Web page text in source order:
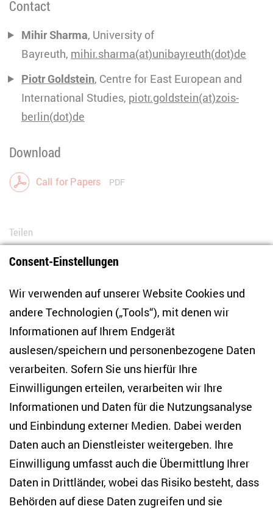
Contact
Mihir Sharma, University of
Bayreuth, mihir.sharma(at)unibayreuth(dot)de
Piotr Goldstein, Centre for East European and
International Studies, piotr.goldstein(at)zois-
berlin(dot)de
Download
Call for Papers PDF
Teilen
BlueskyLinkedInFacebook
Zentrum für Osteuropa- und internationale
Studien
Anton-Wilhelm-Amo-Str. 60
10117 Berlin
Tel. +49 (30) 2005949-17
info(at)zois-berlin(dot)de
NEWSLETTER
Consent-Einstellungen
Wir verwenden auf unserer Website Cookies und
andere Technologien („Tools“), mit denen wir
Informationen auf Ihrem Endgerät
auslesen/speichern und personenbezogene Daten
verarbeiten. Sofern Sie uns hierfür Ihre
Einwilligungen erteilen, verarbeiten wir Ihre
Informationen und Daten für die Nutzungsanalyse
und Einbindung externer Medien. Dabei werden
Daten auch an Dienstleister weitergeben. Ihre
Einwilligung umfasst auch die Übermittlung Ihrer
Daten in Drittländer, wobei das Risiko besteht, dass
Behörden auf diese Daten zugreifen und sie